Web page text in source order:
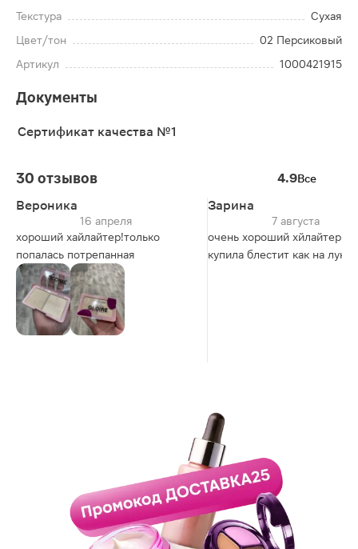
Текстура
Сухая
Цвет/тон
02 Персиковый
Артикул
1000421915
Документы
Сертификат качества №1
30 отзывов 4.9Все
Вероника
16 апреля
хороший хайлайтер!только
попалась потрепанная
Зарина
7 августа
очень хороший хйлайтер
купила блестит как на луне